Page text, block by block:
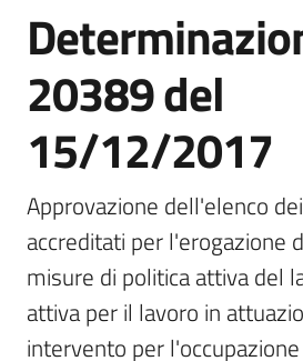
Novità
Servizi
Leggi
Atti
Bandi
Piani
20389 del
15/12/2017
Approvazione dell'elenco
accreditati per l'erogazione
misure di politica attiva del
attiva per il lavoro in
intervento per